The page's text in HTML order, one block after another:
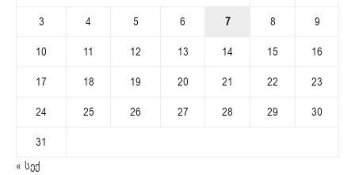
3
4 5 6 7 8
9
10
11 12 13 14 15
16
17
18 19 20 21 22
23
24
25 26 27 28 29
30
31
« სექ